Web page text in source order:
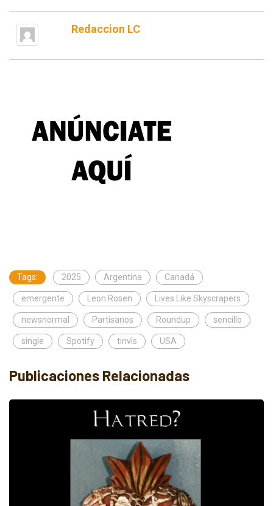
Redaccion LC
Tags: 2025 Argentina Canadá
emergente Leon Rosen Lives Like Skyscrapers
newsnormal Partisanos Roundup sencillo
single Spotify tinvìs USA
Publicaciones Relacionadas